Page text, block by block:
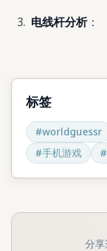
电线杆分析：
标签
#worldguessr
#手机游戏 #
分